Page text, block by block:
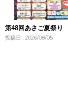
第48回あさご夏祭り
投稿日 : 2026/08/05